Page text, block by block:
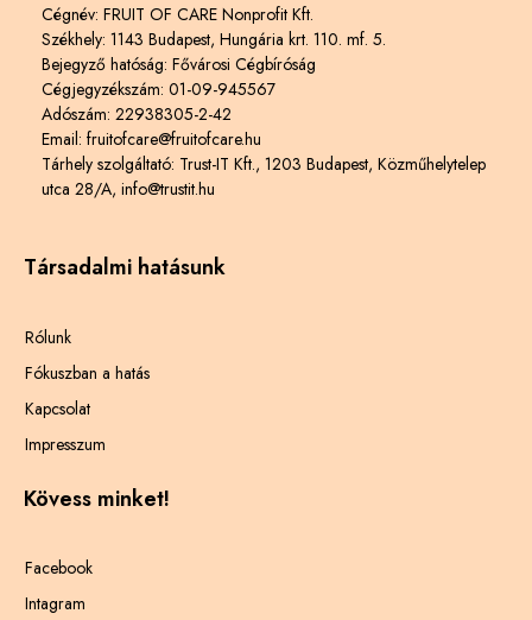
Cégnév: FRUIT OF CARE Nonprofit Kft.
Székhely: 1143 Budapest, Hungária krt. 110. mf. 5.
Bejegyző hatóság: Fővárosi Cégbíróság
Cégjegyzékszám: 01-09-945567
Adószám: 22938305-2-42
Email: fruitofcare@fruitofcare.hu
Tárhely szolgáltató: Trust-IT Kft., 1203 Budapest, Közműhelytelep
utca 28/A, info@trustit.hu
Társadalmi hatásunk
Rólunk
Fókuszban a hatás
Kapcsolat
Impresszum
Kövess minket!
Facebook
Intagram